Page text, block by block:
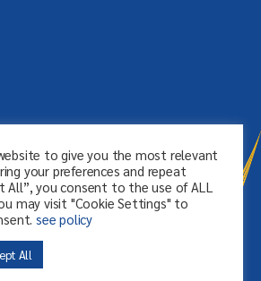
ย์กาญจนา
to give you the most relevant
your preferences and repeat
All”, you consent to the use of ALL
may visit "Cookie Settings" to
see policy
All